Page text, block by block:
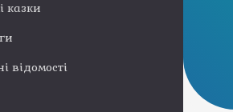
казки
відомості